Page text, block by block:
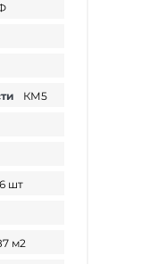
КМ5
6 шт
м2